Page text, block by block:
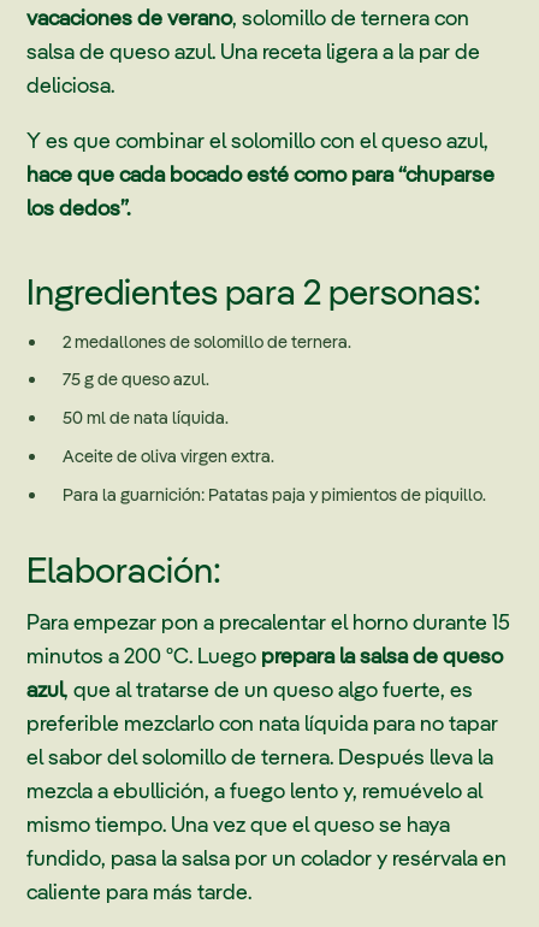
vacaciones de verano, solomillo de ternera con
salsa de queso azul. Una receta ligera a la par de
deliciosa.
Y es que combinar el solomillo con el queso azul,
hace que cada bocado esté como para “chuparse
los dedos”.
Ingredientes para 2 personas:
2 medallones de solomillo de ternera.
75 g de queso azul.
50 ml de nata líquida.
Aceite de oliva virgen extra.
Para la guarnición: Patatas paja y pimientos de piquillo.
Elaboración:
Para empezar pon a precalentar el horno durante 15
minutos a 200 ºC. Luego prepara la salsa de queso
azul, que al tratarse de un queso algo fuerte, es
preferible mezclarlo con nata líquida para no tapar
el sabor del solomillo de ternera. Después lleva la
mezcla a ebullición, a fuego lento y, remuévelo al
mismo tiempo. Una vez que el queso se haya
fundido, pasa la salsa por un colador y resérvala en
caliente para más tarde.